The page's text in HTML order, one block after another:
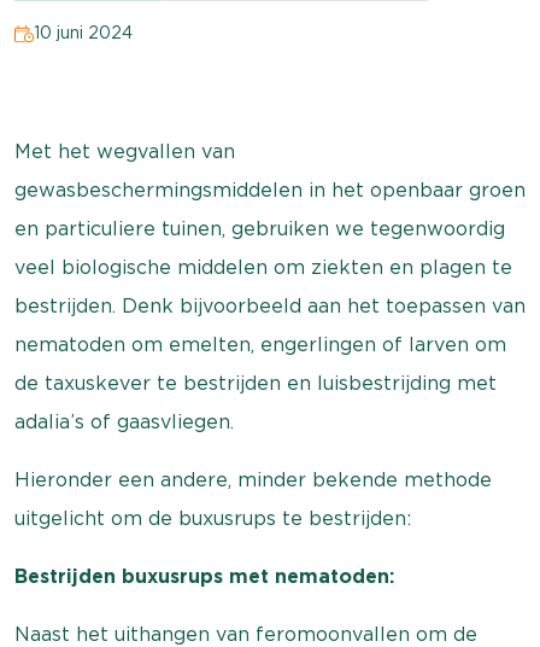
10 juni 2024
Met het wegvallen van
gewasbeschermingsmiddelen in het openbaar groen
en particuliere tuinen, gebruiken we tegenwoordig
veel biologische middelen om ziekten en plagen te
bestrijden. Denk bijvoorbeeld aan het toepassen van
nematoden om emelten, engerlingen of larven om
de taxuskever te bestrijden en luisbestrijding met
adalia’s of gaasvliegen.
Hieronder een andere, minder bekende methode
uitgelicht om de buxusrups te bestrijden:
Bestrijden buxusrups met nematoden:
Naast het uithangen van feromoonvallen om de